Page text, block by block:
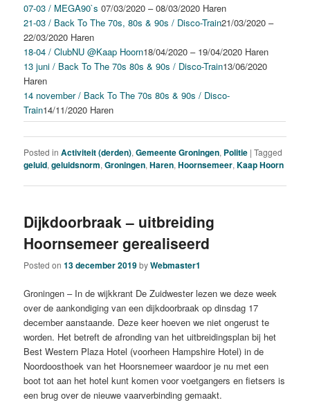
07-03 / MEGA90`s 07/03/2020 – 08/03/2020 Haren
21-03 / Back To The 70s, 80s & 90s / Disco-Train21/03/2020 –
22/03/2020 Haren
18-04 / ClubNU @Kaap Hoorn18/04/2020 – 19/04/2020 Haren
13 juni / Back To The 70s 80s & 90s / Disco-Train13/06/2020
Haren
14 november / Back To The 70s 80s & 90s / Disco-
Train14/11/2020 Haren
Posted in Activiteit (derden),Gemeente Groningen, Politie |Tagged
geluid,geluidsnorm,Groningen,Haren,Hoornsemeer,Kaap Hoorn
Dijkdoorbraak – uitbreiding
Hoornsemeer gerealiseerd
Posted on13 december 2019byWebmaster1
Groningen – In de wijkkrant De Zuidwester lezen we deze week
over de aankondiging van een dijkdoorbraak op dinsdag 17
december aanstaande. Deze keer hoeven we niet ongerust te
worden. Het betreft de afronding van het uitbreidingsplan bij het
Best Western Plaza Hotel (voorheen Hampshire Hotel) in de
Noordoosthoek van het Hoorsnemeer waardoor je nu met een
boot tot aan het hotel kunt komen voor voetgangers en fietsers is
een brug over de nieuwe vaarverbinding gemaakt.